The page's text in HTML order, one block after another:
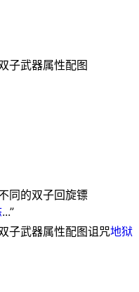
同的双子回旋镖
...”
诅咒地狱